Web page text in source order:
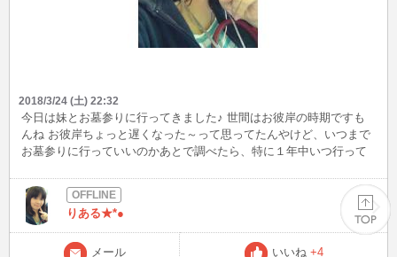
2018/3/24 (土) 22:32
今日は妹とお墓参りに行ってきました♪ 世間はお彼岸の時期ですも
んね お彼岸ちょっと遅くなった～って思ってたんやけど、いつまで
お墓参りに行っていいのかあとで調べたら、特に１年中いつ行って
｀*)
りある★*●
メール いいね +4